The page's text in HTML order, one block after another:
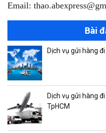
Email:
Bài
Dịch vụ gửi hàng
Dịch vụ gửi hàng
TpHCM